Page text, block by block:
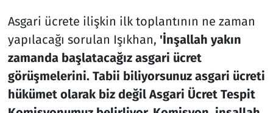
Asgari ücrete ilişkin ilk toplantının ne zaman
yapılacağı sorulan Işıkhan, 'İnşallah yakın
zamanda başlatacağız asgari ücret
görüşmelerini. Tabii biliyorsunuz asgari ücreti
hükümet olarak biz değil Asgari Ücret Tespit